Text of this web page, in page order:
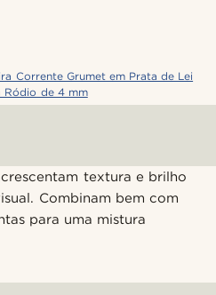
Corrente Grumet em Prata de Lei
Ródio de 4 mm
textura e brilho
Combinam bem com
para uma mistura